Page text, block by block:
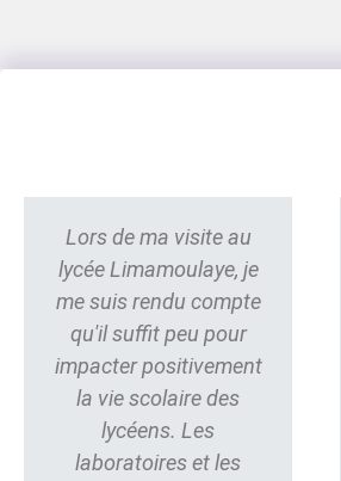
Lors de ma visite au
lycée Limamoulaye, je
me suis rendu compte
qu'il suffit peu pour
impacter positivement
la vie scolaire des
lycéens. Les
laboratoires et les